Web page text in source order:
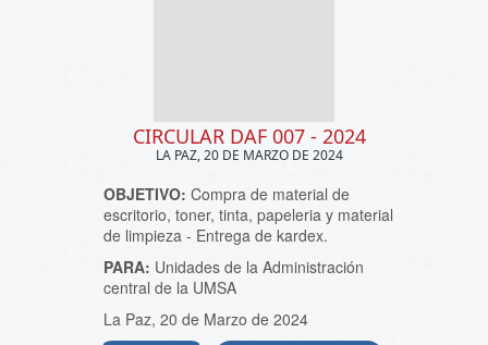
CIRCULAR DAF 007 - 2024
LA PAZ, 20 DE MARZO DE 2024
OBJETIVO: Compra de material de
escritorio, toner, tinta, papeleria y material
de limpieza - Entrega de kardex.
PARA: Unidades de la Administración
central de la UMSA
La Paz, 20 de Marzo de 2024